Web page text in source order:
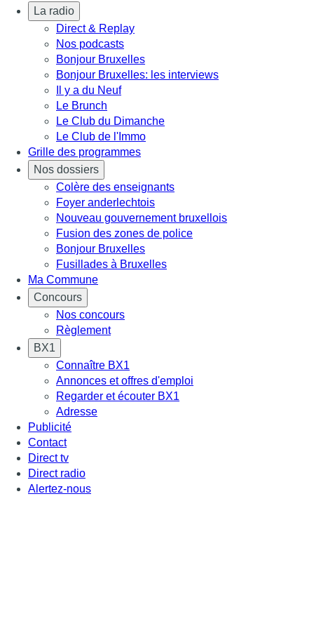
La radio
Direct & Replay
Nos podcasts
Bonjour Bruxelles
Bonjour Bruxelles: les interviews
Il y a du Neuf
Le Brunch
Le Club du Dimanche
Le Club de l'Immo
Grille des programmes
Nos dossiers
Colère des enseignants
Foyer anderlechtois
Nouveau gouvernement bruxellois
Fusion des zones de police
Bonjour Bruxelles
Fusillades à Bruxelles
Ma Commune
Concours
Nos concours
Règlement
BX1
Connaître BX1
Annonces et offres d'emploi
Regarder et écouter BX1
Adresse
Publicité
Contact
Direct tv
Direct radio
Alertez-nous